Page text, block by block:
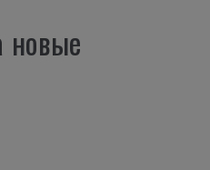
новые